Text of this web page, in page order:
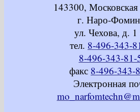
143300, Московская
г. Наро-
ул. Чехова, д. 1
тел. 8-496-343-
8-496-343-81-
факс 8-496-343-
Электронная